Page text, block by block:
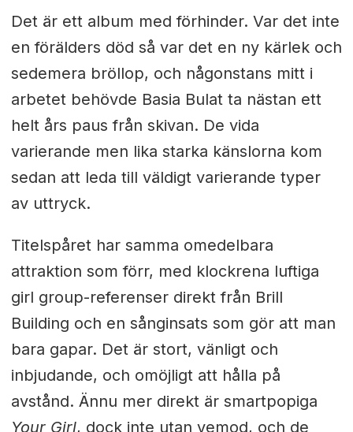
Det är ett album med förhinder. Var det inte
en förälders död så var det en ny kärlek och
sedemera bröllop, och någonstans mitt i
arbetet behövde Basia Bulat ta nästan ett
helt års paus från skivan. De vida
varierande men lika starka känslorna kom
sedan att leda till väldigt varierande typer
av uttryck.
Titelspåret har samma omedelbara
attraktion som förr, med klockrena luftiga
girl group-referenser direkt från Brill
Building och en sånginsats som gör att man
bara gapar. Det är stort, vänligt och
inbjudande, och omöjligt att hålla på
avstånd. Ännu mer direkt är smartpopiga
Your Girl, dock inte utan vemod, och de